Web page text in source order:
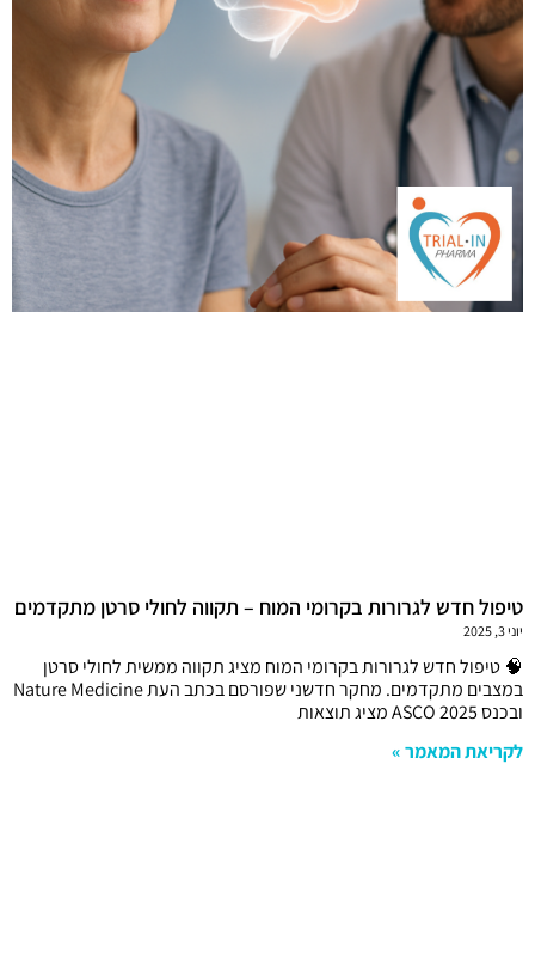
טיפול חדש לגרורות בקרומי המוח – תקווה לחולי סרטן מתקדמים
יוני 3, 2025
🧠 טיפול חדש לגרורות בקרומי המוח מציג תקווה ממשית לחולי סרטן
במצבים מתקדמים. מחקר חדשני שפורסם בכתב העת Nature Medicine
ובכנס ASCO 2025 מציג תוצאות
לקריאת המאמר »